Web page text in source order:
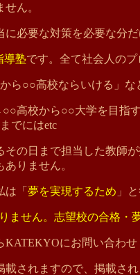
ん。
必要な対策を必要な分
導塾です。全て社会人の
ら○○高校ならいける」な
高校から○○大学を目指
でにはetc
の日まで担当した教師
りません。
「 夢を実現するため 」
せん。志望校の合格・
にお問い合わせ
されますので、掲載さ